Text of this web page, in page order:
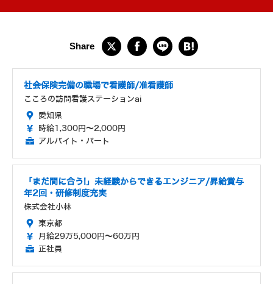
社会保険完備の職場で看護師/准看護師
こころの訪問看護ステーションai
愛知県
時給1,300円～2,000円
アルバイト・パート
「まだ間に合う!」未経験からできるエンジニア/昇給賞与
年2回・研修制度充実
株式会社小林
東京都
月給29万5,000円～60万円
正社員